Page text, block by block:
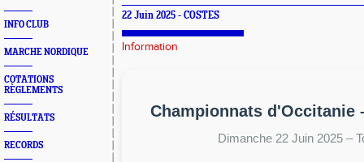
INFO CLUB
MARCHE NORDIQUE
COTATIONS
RÈGLEMENTS
RÉSULTATS
RECORDS
22 Juin 2025 - COSTES
Information
Championnats d'Occitanie
Dimanche 22 Juin 2025 –